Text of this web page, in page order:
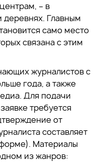
– в
деревнях. Главным
само место
связана с этим
журналистов с
года, а также
Для подачи
требуется
от
составляет
Материалы
из жанров: